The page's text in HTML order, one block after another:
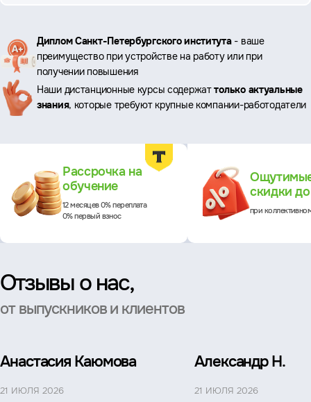
Ключевые
преимущества
Диплом Санкт-Петербургского института- ваше
преимущество при устройстве на работу или при
получении повышения
Наши дистанционные курсы содержаттолько актуальные
знания, которые требуют крупные компании-работодатели
Рассрочка на
обучение
12 месяцев 0% переплата
0% первый взнос
скидки
при
Отзывы о нас,
от выпускников и клиентов
Анастасия Каюмова
21 ИЮЛЯ 2026
Александр Н.
21 ИЮЛЯ 2026